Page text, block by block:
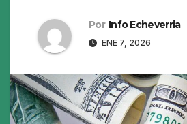
Por Info Echeverria
ENE 7, 2026